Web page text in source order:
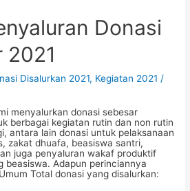
Donasi
2021
Disalurkan 2021, Kegiatan 2021 /
menyalurkan donasi sebesar
berbagai kegiatan rutin dan non rutin
antara lain donasi untuk pelaksanaan
zakat dhuafa, beasiswa santri,
juga penyaluran wakaf produktif
beasiswa. Adapun perinciannya
Total donasi yang disalurkan: